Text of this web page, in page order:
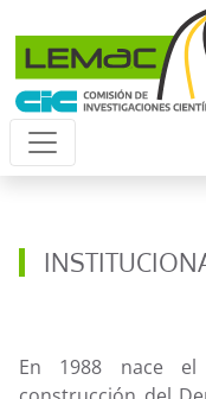
Pasar al contenido
En 1988 nace